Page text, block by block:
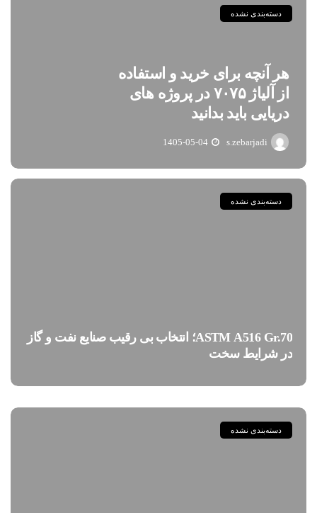
دسته‌بندی نشده
هر آنچه برای خرید و استفاده
از آلیاژ ۷۰۷۵ در پروژه های
دریایی باید بدانید
s.zebarjadi
1405-05-04
دسته‌بندی نشده
ASTM A516 Gr.70؛ انتخاب بی رقیب صنایع نفت و گاز
در شرایط سخت
دسته‌بندی نشده